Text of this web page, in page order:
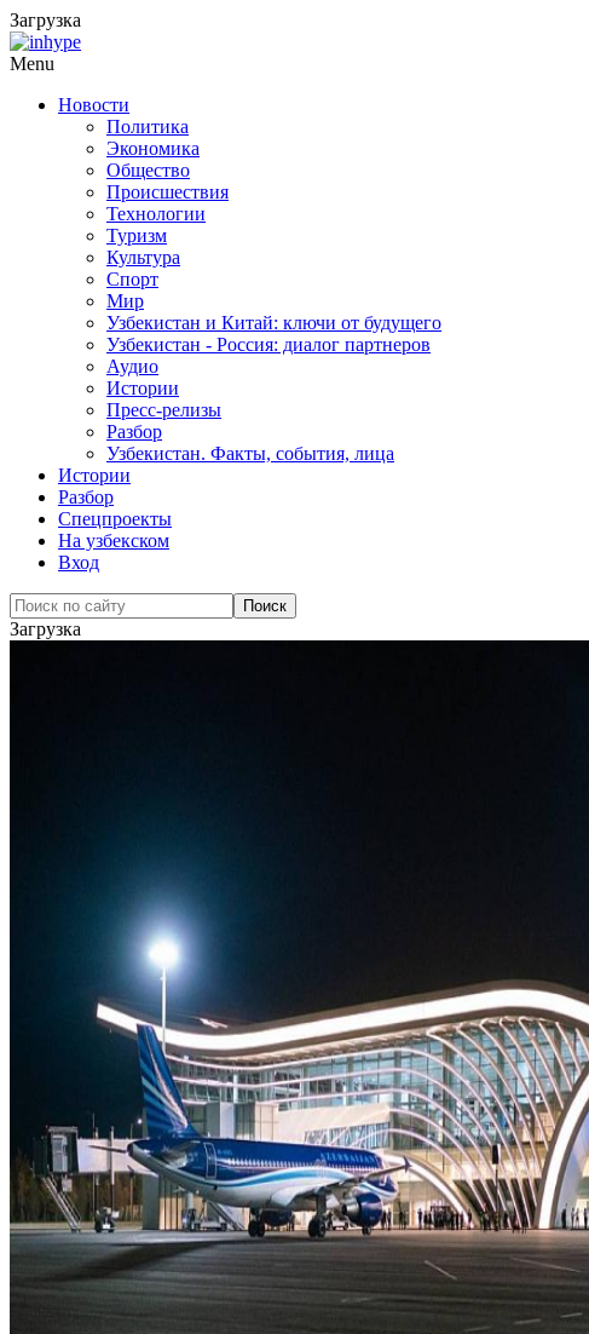
Загрузка
Menu
Новости
Политика
Экономика
Общество
Происшествия
Технологии
Туризм
Культура
Спорт
Мир
Узбекистан и Китай: ключи от будущего
Узбекистан - Россия: диалог партнеров
Аудио
Истории
Пресс-релизы
Разбор
Узбекистан. Факты, события, лица
Истории
Разбор
Спецпроекты
На узбекском
Вход
Загрузка